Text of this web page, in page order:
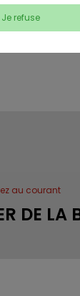
au courant
DE LA
Je refuse